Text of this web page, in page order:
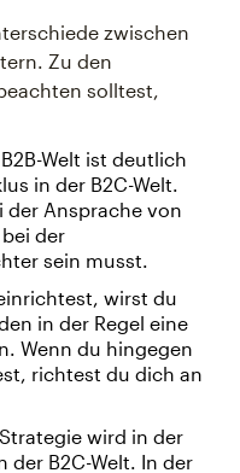
zwischen
Zu den
solltest,
Welt ist deutlich
in der B2C-Welt.
der Ansprache von
der
sein musst.
wirst du
in der Regel eine
Wenn du hingegen
richtest du dich an
wird in der
der B2C-Welt. In der